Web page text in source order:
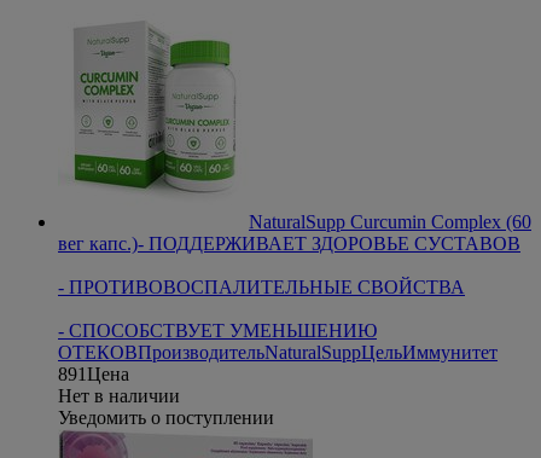
NaturalSupp Curcumin Complex (60
вег капс.)- ПОДДЕРЖИВАЕТ ЗДОРОВЬЕ СУСТАВОВ
- ПРОТИВОВОСПАЛИТЕЛЬНЫЕ СВОЙСТВА
- СПОСОБСТВУЕТ УМЕНЬШЕНИЮ
ОТЕКОВПроизводительNaturalSuppЦельИммунитет
891Цена
Нет в наличии
Уведомить о поступлении